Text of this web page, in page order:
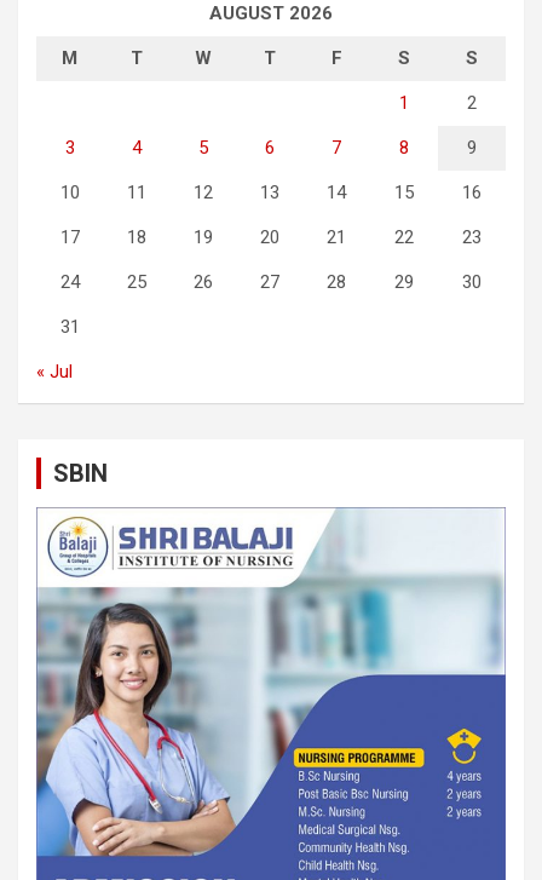
AUGUST 2026
M T W T F S S
1 2
3 4 5 6 7 8 9
10 11 12 13 14 15 16
17 18 19 20 21 22 23
24 25 26 27 28 29 30
31
« Jul
SBIN